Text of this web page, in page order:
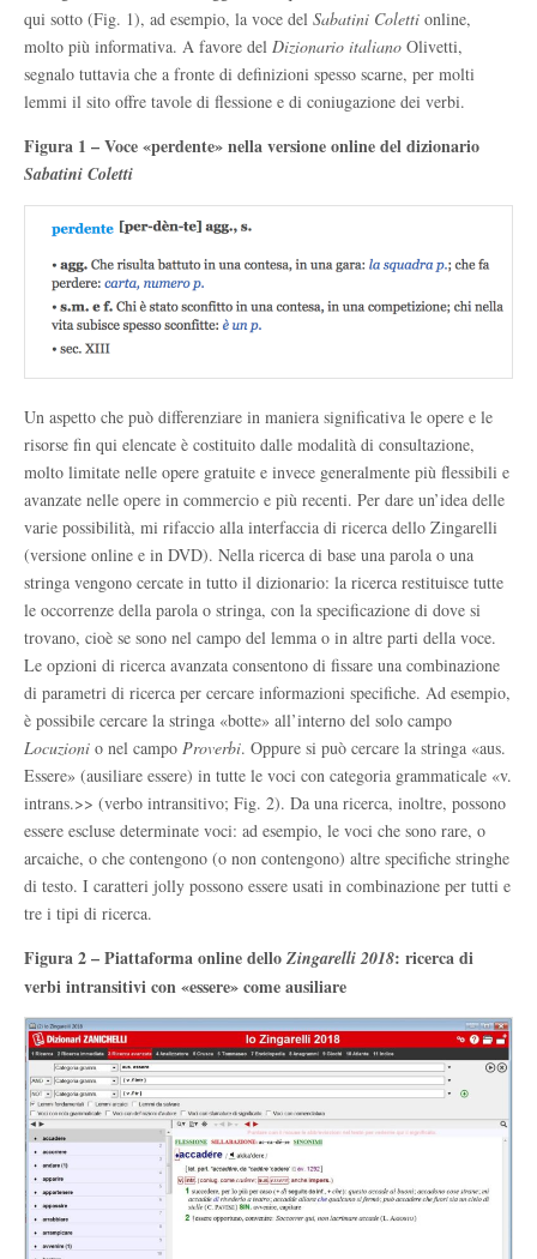
qui sotto (Fig. 1), ad esempio, la voce del Sabatini Coletti online,
molto più informativa. A favore del Dizionario italiano Olivetti,
segnalo tuttavia che a fronte di definizioni spesso scarne, per molti
lemmi il sito offre tavole di flessione e di coniugazione dei verbi.
Figura 1 – Voce «perdente» nella versione online del dizionario
Sabatini Coletti
Un aspetto che può differenziare in maniera significativa le opere e le
risorse fin qui elencate è costituito dalle modalità di consultazione,
molto limitate nelle opere gratuite e invece generalmente più flessibili e
avanzate nelle opere in commercio e più recenti. Per dare un’idea delle
varie possibilità, mi rifaccio alla interfaccia di ricerca dello Zingarelli
(versione online e in DVD). Nella ricerca di base una parola o una
stringa vengono cercate in tutto il dizionario: la ricerca restituisce tutte
le occorrenze della parola o stringa, con la specificazione di dove si
trovano, cioè se sono nel campo del lemma o in altre parti della voce.
Le opzioni di ricerca avanzata consentono di fissare una combinazione
di parametri di ricerca per cercare informazioni specifiche. Ad esempio,
è possibile cercare la stringa «botte» all’interno del solo campo
Locuzioni o nel campo Proverbi. Oppure si può cercare la stringa «aus.
Essere» (ausiliare essere) in tutte le voci con categoria grammaticale «v.
intrans.>> (verbo intransitivo; Fig. 2). Da una ricerca, inoltre, possono
essere escluse determinate voci: ad esempio, le voci che sono rare, o
arcaiche, o che contengono (o non contengono) altre specifiche stringhe
di testo. I caratteri jolly possono essere usati in combinazione per tutti e
tre i tipi di ricerca.
Figura 2 – Piattaforma online dello Zingarelli 2018: ricerca di
verbi intransitivi con «essere» come ausiliare